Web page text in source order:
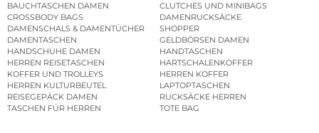
BAUCHTASCHEN DAMEN
CLUTCHES UND MINIBAGS
CROSSBODY BAGS
DAMENRUCKSÄCKE
DAMENSCHALS & DAMENTÜCHER
SHOPPER
DAMENTASCHEN
GELDBÖRSEN DAMEN
HANDSCHUHE DAMEN
HANDTASCHEN
HERREN REISETASCHEN
HARTSCHALENKOFFER
KOFFER UND TROLLEYS
HERREN KOFFER
HERREN KULTURBEUTEL
LAPTOPTASCHEN
REISEGEPÄCK DAMEN
RUCKSÄCKE HERREN
TASCHEN FÜR HERREN
TOTE BAG